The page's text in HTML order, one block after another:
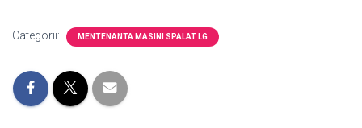
Categorii: MENTENANTA MASINI SPALAT LG